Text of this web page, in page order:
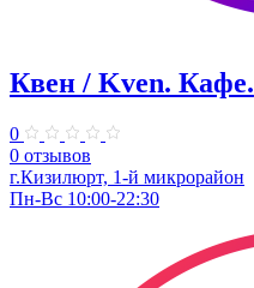
Квен / Kven. Кафе.
0
0 отзывов
г.Кизилюрт, 1-й микрорайон
Пн-Вс 10:00-22:30